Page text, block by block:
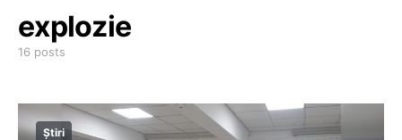
explozie
16 posts
Știri